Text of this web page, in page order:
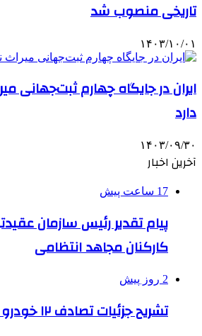
تاریخی منصوب شد
۱۴۰۳/۱۰/۰۱
ایران در جایگاه چهارم ثبت‌جهانی
دارد
۱۴۰۳/۰۹/۳۰
آخرین اخبار
17 ساعت پیش
پیام تقدیر رئیس سازمان
کارکنان مجاهد انتظامی
2 روز پیش
تشریح جزئیات تصادف ۱۲ خودرو با ۱۹ مصدوم